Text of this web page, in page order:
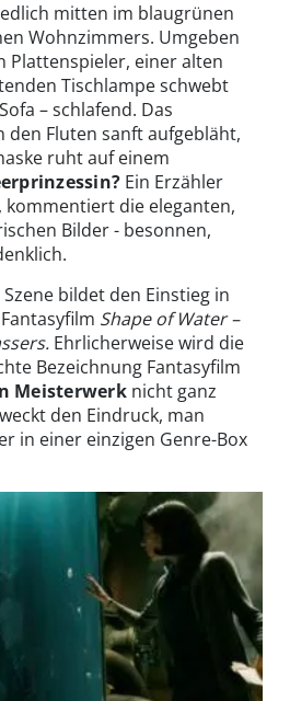
mitten im blaugrünen
Wohnzimmers. Umgeben
Plattenspieler, einer alten
Tischlampe schwebt
– schlafend. Das
den Fluten sanft aufgebläht,
ruht auf einem
Ein Erzähler
kommentiert die eleganten,
Bilder - besonnen,
bildet den Einstieg in
Shape of Water –
Ehrlicherweise wird die
Bezeichnung Fantasyfilm
Meisterwerk nicht ganz
den Eindruck, man
in einer einzigen Genre-Box